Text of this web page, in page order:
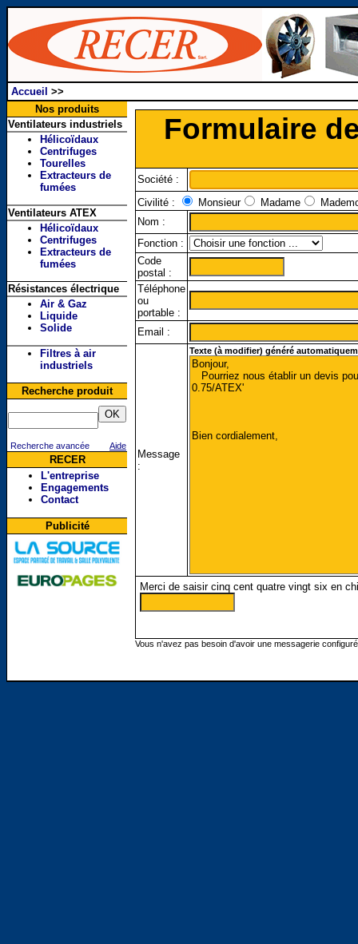
Accueil >>
Nos produits
Ventilateurs industriels
Hélicoïdaux
Centrifuges
Tourelles
Extracteurs de
fumées
Ventilateurs ATEX
Hélicoïdaux
Centrifuges
Extracteurs de
fumées
Résistances électrique
Air & Gaz
Liquide
Solide
Filtres à air
industriels
Recherche produit
Recherche avancée Aide
RECER
L'entreprise
Engagements
Contact
Publicité
Formulaire
Société :
Civilité :
Monsieur Madame
Nom :
Fonction :
Code
postal :
Téléphone
ou
portable :
Email :
Message
:
Texte (à modifier) généré
Merci de saisir cinq cent quatre vingt six en
Vous n'avez pas besoin d'avoir une messagerie